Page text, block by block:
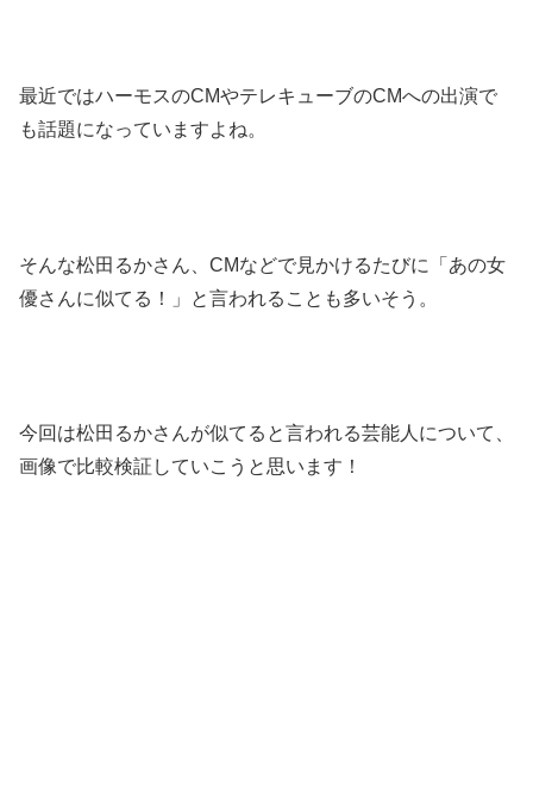
最近ではハーモスのCMやテレキューブのCMへの出演で
も話題になっていますよね。
そんな松田るかさん、CMなどで見かけるたびに「あの女
優さんに似てる！」と言われることも多いそう。
今回は松田るかさんが似てると言われる芸能人について、
画像で比較検証していこうと思います！